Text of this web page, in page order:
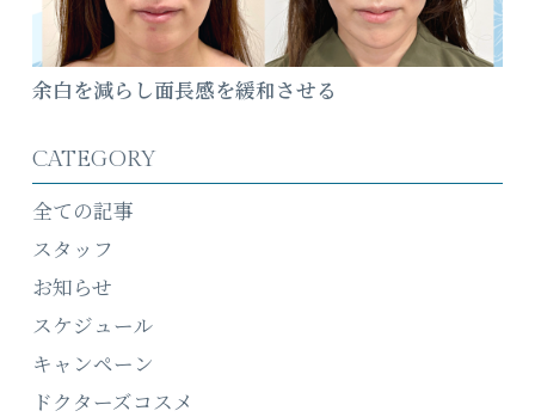
余白を減らし面長感を緩和させる
CATEGORY
全ての記事
スタッフ
お知らせ
スケジュール
キャンペーン
ドクターズコスメ